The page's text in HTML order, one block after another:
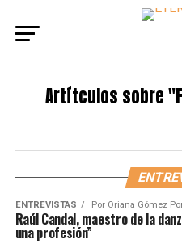
Artítculos sobre
ENTREVISTAS Por Oriana Gómez
Raúl Candal, maestro de la
una profesión”